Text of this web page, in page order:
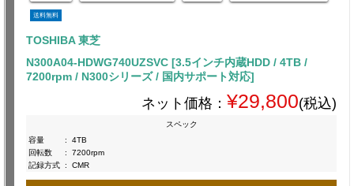
送料無料
TOSHIBA 東芝
N300A04-HDWG740UZSVC [3.5インチ内蔵HDD / 4TB /
7200rpm / N300シリーズ / 国内サポート対応]
ネット価格： ¥29,800(税込)
スペック
容量
:
4TB
回転数
:
7200rpm
記録方式 : CMR